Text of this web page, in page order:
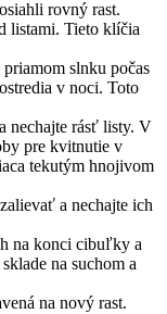
rovný rast.
listami. Tieto klíčia
slnku počas
v noci. Toto
nechajte rásť listy. V
pre kvitnutie v
tekutým hnojivom
a nechajte ich
na konci cibuľky a
na suchom a
na nový rast.